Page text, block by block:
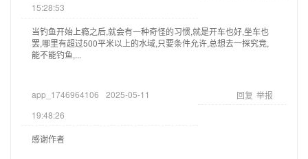
15:28:53
当钓鱼开始上瘾之后,就会有一种奇怪的习惯,就是开车也好,坐车也
罢,哪里有超过500平米以上的水域,只要条件允许,总想去一探究竟,
能不能钓鱼,...
app_1746964106
2025-05-11
19:48:26
回复 举报
感谢作者